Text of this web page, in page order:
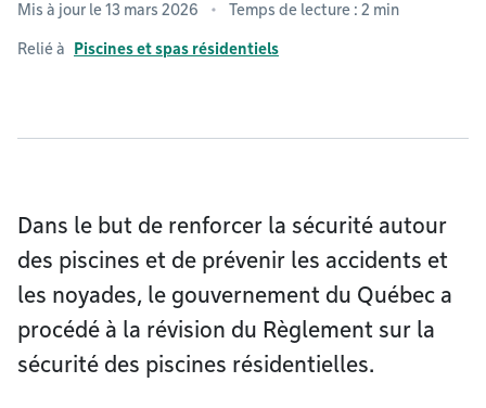
Mis à jour le 13 mars 2026 Temps de lecture : 2 min
Relié à Piscines et spas résidentiels
Dans le but de renforcer la sécurité autour
des piscines et de prévenir les accidents et
les noyades, le gouvernement du Québec a
procédé à la révision du Règlement sur la
sécurité des piscines résidentielles.